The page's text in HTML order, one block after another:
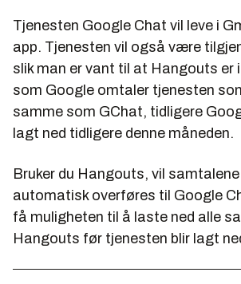
Tjenesten Google Chat vil leve i
app. Tjenesten vil også være
slik man er vant til at Hangouts er
som Google omtaler tjenesten
samme som GChat, tidligere
lagt ned tidligere denne måneden.
Bruker du Hangouts, vil
automatisk overføres til Google
få muligheten til å laste ned alle
Hangouts før tjenesten blir lagt